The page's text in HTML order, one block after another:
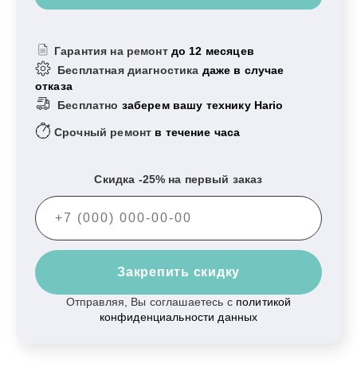
Гарантия на ремонт до 12 месяцев
Бесплатная диагностика даже в случае
отказа
Бесплатно заберем вашу технику Hario
Срочный ремонт в течение часа
Скидка -25% на первый заказ
Закрепить скидку
Отправляя, Вы соглашаетесь с политикой
конфиденциальности данных